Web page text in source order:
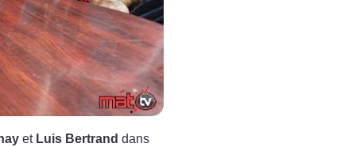
et Luis Bertrand dans